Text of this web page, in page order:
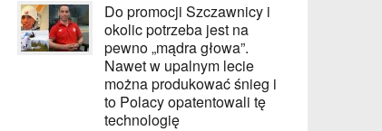
Do promocji Szczawnicy i
okolic potrzeba jest na
pewno „mądra głowa”.
Nawet w upalnym lecie
można produkować śnieg i
to Polacy opatentowali tę
technologię